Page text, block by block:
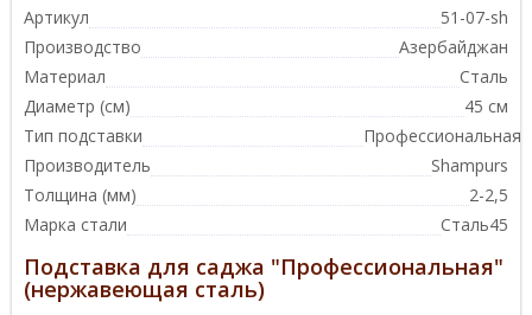
Артикул
51-07-sh
Производство
Азербайджан
Материал
Сталь
Диаметр (см)
45 см
Тип подставки
Профессиональная
Производитель
Shampurs
Толщина (мм)
2-2,5
Марка стали
Сталь45
Подставка для саджа "Профессиональная"
(нержавеющая сталь)